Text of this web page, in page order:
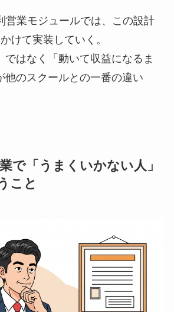
営業モジュールでは、この設計
けて実装していく。
ではなく「動いて収益になるま
他のスクールとの一番の違い
で「うまくいかない人」
こと